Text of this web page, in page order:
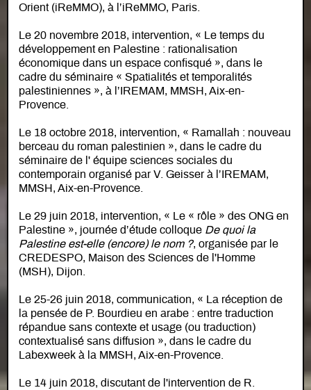
Orient (iReMMO), à l’iReMMO, Paris.
Le 20 novembre 2018, intervention, « Le temps du
développement en Palestine : rationalisation
économique dans un espace confisqué », dans le
cadre du séminaire « Spatialités et temporalités
palestiniennes », à l’IREMAM, MMSH, Aix-en-
Provence.
Le 18 octobre 2018, intervention, « Ramallah : nouveau
berceau du roman palestinien », dans le cadre du
séminaire de l' équipe sciences sociales du
contemporain organisé par V. Geisser à l’IREMAM,
MMSH, Aix-en-Provence.
Le 29 juin 2018, intervention, « Le « rôle » des ONG en
Palestine », journée d’étude colloque De quoi la
Palestine est-elle (encore) le nom ?, organisée par le
CREDESPO, Maison des Sciences de l'Homme
(MSH), Dijon.
Le 25-26 juin 2018, communication, « La réception de
la pensée de P. Bourdieu en arabe : entre traduction
répandue sans contexte et usage (ou traduction)
contextualisé sans diffusion », dans le cadre du
Labexweek à la MMSH, Aix-en-Provence.
Le 14 juin 2018, discutant de l'intervention de R.